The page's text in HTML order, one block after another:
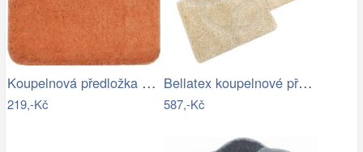
Koupelnová předložka Optima 55x55 cm…
219,-Kč
Bellatex koupelnové předložky…
587,-Kč